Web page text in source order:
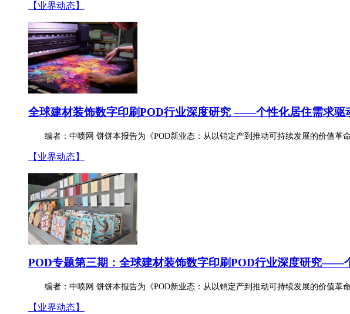
【业界动态】
全球建材装饰数字印刷POD行业深度研究 ——个性化居住需求驱
编者：中喷网 饼饼本报告为《POD新业态：从以销定产到推动可持续发展的价值
【业界动态】
POD专题第三期：全球建材装饰数字印刷POD行业深度研究——
编者：中喷网 饼饼本报告为《POD新业态：从以销定产到推动可持续发展的价值
【业界动态】